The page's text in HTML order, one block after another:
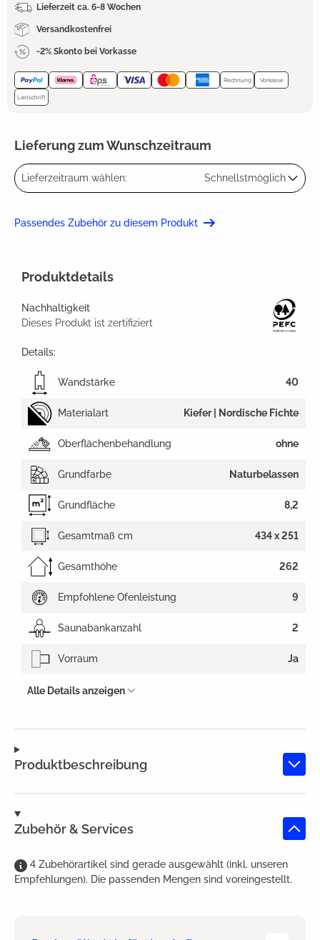
Lieferzeit ca. 6-8 Wochen
Versandkostenfrei
-2% Skonto bei Vorkasse
Rechnung Vorkasse
Lastschrift
Lieferung zum Wunschzeitraum
Lieferzeitraum wählen: Schnellstmöglich
Passendes Zubehör zu diesem Produkt
Produktbeschreibung
Zubehör & Services
4 Zubehörartikel sind gerade ausgewählt (inkl. unseren
Empfehlungen). Die passenden Mengen sind voreingestellt.
Produktdetails
Nachhaltigkeit
Dieses Produkt ist zertifiziert
Details:
Wandstärke 40
Materialart Kiefer | Nordische Fichte
Oberflächenbehandlung ohne
Grundfarbe Naturbelassen
Grundfläche 8,2
Gesamtmaß cm 434 x 251
Gesamthöhe 262
Empfohlene Ofenleistung 9
Saunabankanzahl 2
Vorraum Ja
Alle Details anzeigen